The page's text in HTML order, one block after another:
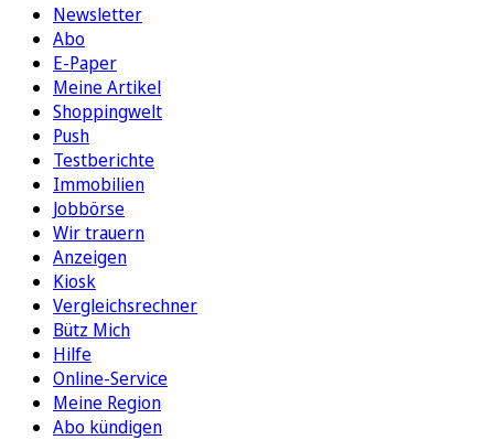
Newsletter
Abo
E-Paper
Meine Artikel
Shoppingwelt
Push
Testberichte
Immobilien
Jobbörse
Wir trauern
Anzeigen
Kiosk
Vergleichsrechner
Bütz Mich
Hilfe
Online-Service
Meine Region
Abo kündigen